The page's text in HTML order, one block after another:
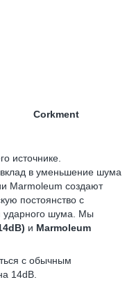
источнике.
в уменьшение шума
Marmoleum создают
постоянство с
ударного шума. Мы
и Marmoleum
с обычным
14dB.
Corkment